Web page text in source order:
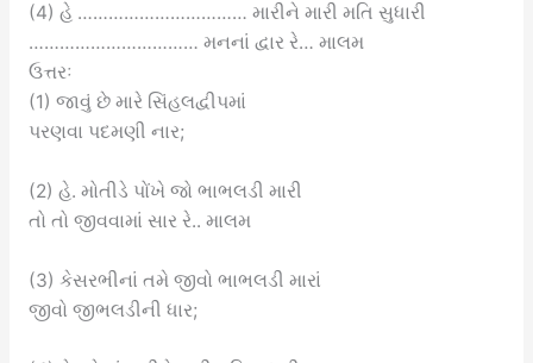
(4) હે …………………………… મારીને મારી મતિ સુધારી
…………………………… મનનાં દ્વાર રે… માલમ
ઉત્તરઃ
(1) જાવું છે મારે સિંહલદ્વીપમાં
પરણવા પદમણી નાર;
(2) હે. મોતીડે પોંખે જો ભાભલડી મારી
તો તો જીવવામાં સાર રે.. માલમ
(3) કેસરભીનાં તમે જીવો ભાભલડી મારાં
જીવો જીભલડીની ધાર;